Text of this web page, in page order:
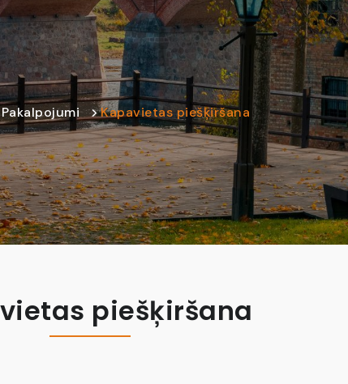
Pakalpojumi Kapavietas piešķiršana
piešķiršana